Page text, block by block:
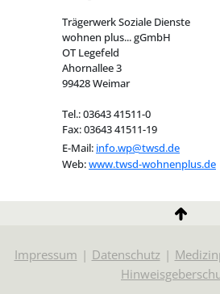
Trägerwerk Soziale Dienste
wohnen plus... gGmbH
OT Legefeld
Ahornallee 3
99428 Weimar
Tel.: 03643 41511-0
Fax: 03643 41511-19
E-Mail: info.wp@twsd.de
Web:www.twsd-wohnenplus.de
Impressum Datenschutz